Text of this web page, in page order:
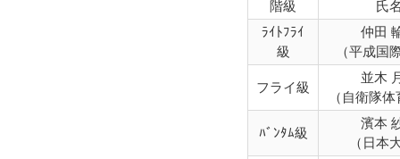
階級
氏
ﾗｲﾄﾌﾗｲ
級
仲田
（平成国
フライ級
並木
（自衛隊
ﾊﾞﾝﾀﾑ級
濱本
（日本